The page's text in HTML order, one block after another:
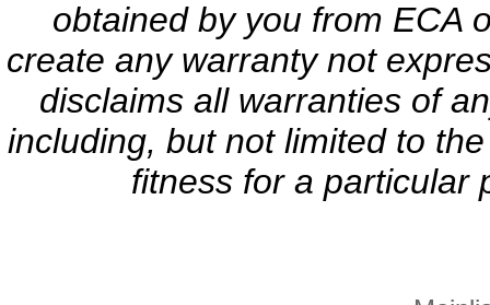
obtained by you from ECA
create any warranty not
disclaims all warranties of
including, but not limited to
fitness for a particular